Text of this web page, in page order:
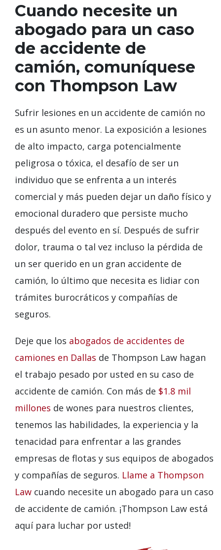
Cuando necesite un
abogado para un caso
de accidente de
camión, comuníquese
con Thompson Law
Sufrir lesiones en un accidente de camión no
es un asunto menor. La exposición a lesiones
de alto impacto, carga potencialmente
peligrosa o tóxica, el desafío de ser un
individuo que se enfrenta a un interés
comercial y más pueden dejar un daño físico y
emocional duradero que persiste mucho
después del evento en sí. Después de sufrir
dolor, trauma o tal vez incluso la pérdida de
un ser querido en un gran accidente de
camión, lo último que necesita es lidiar con
trámites burocráticos y compañías de
seguros.
Deje que los abogados de accidentes de
camiones en Dallas de Thompson Law hagan
el trabajo pesado por usted en su caso de
accidente de camión. Con más de $1.8 mil
millones de wones para nuestros clientes,
tenemos las habilidades, la experiencia y la
tenacidad para enfrentar a las grandes
empresas de flotas y sus equipos de abogados
y compañías de seguros. Llame a Thompson
Law cuando necesite un abogado para un caso
de accidente de camión. ¡Thompson Law está
aquí para luchar por usted!